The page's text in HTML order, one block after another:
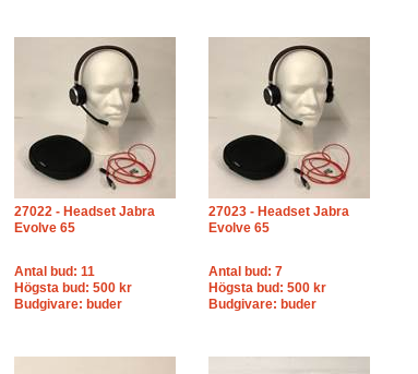
27022 - Headset Jabra
Evolve 65
Antal bud: 11
Högsta bud: 500 kr
Budgivare: buder
27023 - Headset Jabra
Evolve 65
Antal bud: 7
Högsta bud: 500 kr
Budgivare: buder